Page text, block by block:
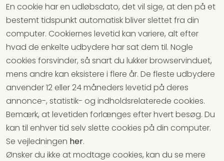
En cookie har en udløbsdato, det vil sige, at den på et
bestemt tidspunkt automatisk bliver slettet fra din
computer. Cookiernes levetid kan variere, alt efter
hvad de enkelte udbydere har sat dem til. Nogle
cookies forsvinder, så snart du lukker browservinduet,
mens andre kan eksistere i flere år. De fleste udbydere
anvender 12 eller 24 måneders levetid på deres
annonce-, statistik- og indholdsrelaterede cookies.
Bemærk, at levetiden forlænges efter hvert besøg. Du
kan til enhver tid selv slette cookies på din computer.
Se vejledningen her.
Ønsker du ikke at modtage cookies, kan du se mere